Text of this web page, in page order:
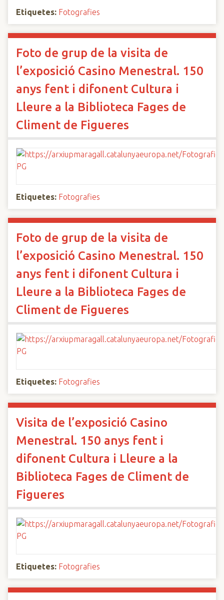
Etiquetes: Fotografies
Foto de grup de la visita de
l’exposició Casino Menestral. 150
anys fent i difonent Cultura i
Lleure a la Biblioteca Fages de
Climent de Figueres
Etiquetes: Fotografies
Foto de grup de la visita de
l’exposició Casino Menestral. 150
anys fent i difonent Cultura i
Lleure a la Biblioteca Fages de
Climent de Figueres
Etiquetes: Fotografies
Visita de l’exposició Casino
Menestral. 150 anys fent i
difonent Cultura i Lleure a la
Biblioteca Fages de Climent de
Figueres
Etiquetes: Fotografies